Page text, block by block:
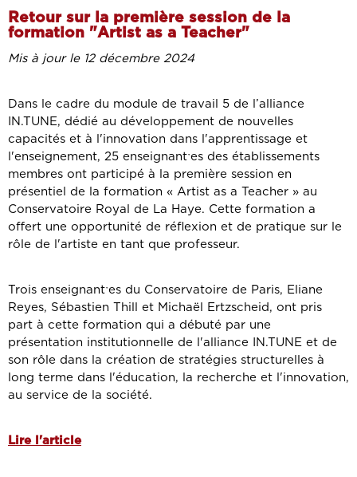
Retour sur la première session de la
formation "Artist as a Teacher"
Mis à jour le 12 décembre 2024
Dans le cadre du module de travail 5 de l’alliance
IN.TUNE, dédié au développement de nouvelles
capacités et à l'innovation dans l'apprentissage et
l'enseignement, 25 enseignantˑes des établissements
membres ont participé à la première session en
présentiel de la formation « Artist as a Teacher » au
Conservatoire Royal de La Haye. Cette formation a
offert une opportunité de réflexion et de pratique sur le
rôle de l'artiste en tant que professeur.
Trois enseignantˑes du Conservatoire de Paris, Eliane
Reyes, Sébastien Thill et Michaël Ertzscheid, ont pris
part à cette formation qui a débuté par une
présentation institutionnelle de l'alliance IN.TUNE et de
son rôle dans la création de stratégies structurelles à
long terme dans l'éducation, la recherche et l'innovation,
au service de la société.
Lire l'article